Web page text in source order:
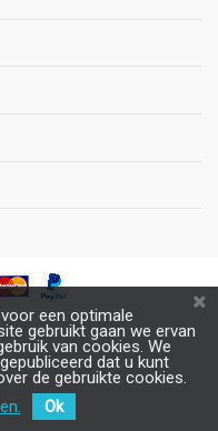
een optimale
gebruikt gaan we ervan
van cookies. We
dat u kunt
de gebruikte cookies.
Ok